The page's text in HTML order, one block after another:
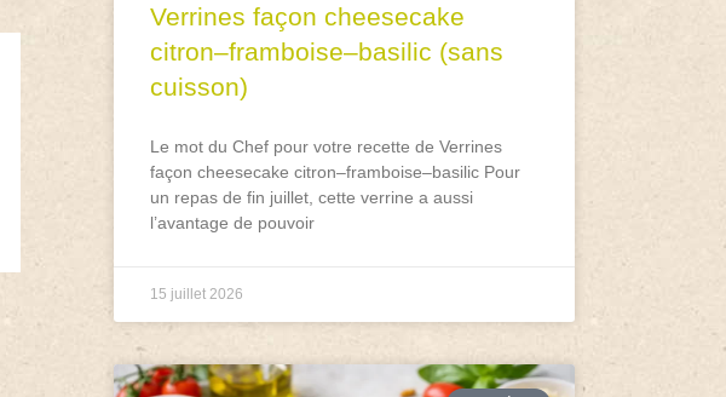
Verrines façon cheesecake
citron–framboise–basilic (sans
cuisson)
Le mot du Chef pour votre recette de Verrines
façon cheesecake citron–framboise–basilic Pour
un repas de fin juillet, cette verrine a aussi
l’avantage de pouvoir
15 juillet 2026